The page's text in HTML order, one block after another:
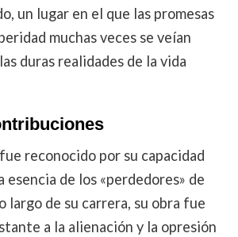
un lugar en el que las promesas
muchas veces se veían
duras realidades de la vida
reconocido por su capacidad
esencia de los «perdedores» de
largo de su carrera, su obra fue
a la alienación y la opresión